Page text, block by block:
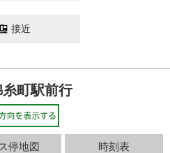
接近
町駅前行
停地図 時刻表